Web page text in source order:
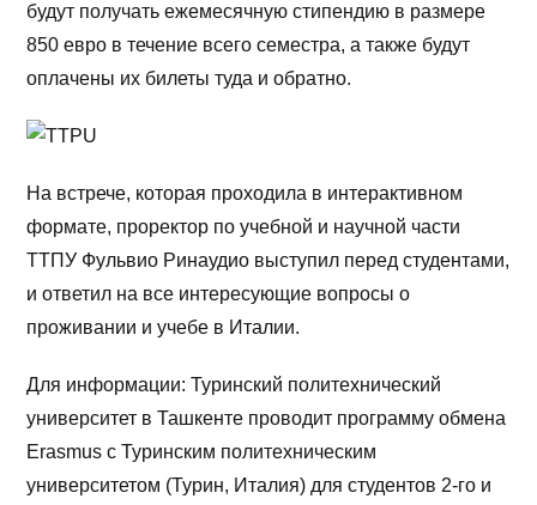
будут получать ежемесячную стипендию в размере
850 евро в течение всего семестра, а также будут
оплачены их билеты туда и обратно.
На встрече, которая проходила в интерактивном
формате, проректор по учебной и научной части
ТТПУ Фульвио Ринаудио выступил перед студентами,
и ответил на все интересующие вопросы о
проживании и учебе в Италии.
Для информации: Туринский политехнический
университет в Ташкенте проводит программу обмена
Erasmus с Туринским политехническим
университетом (Турин, Италия) для студентов 2-го и